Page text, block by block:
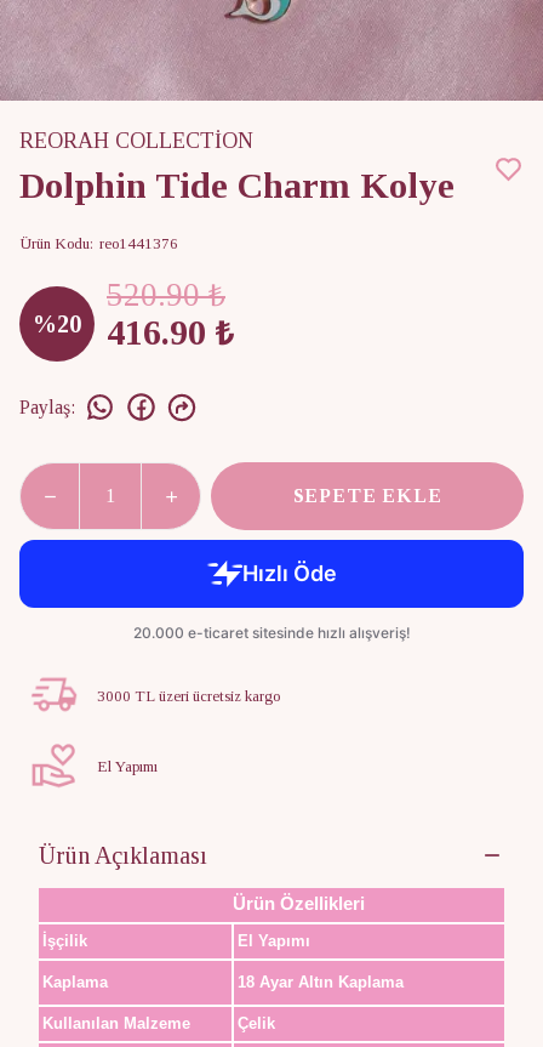
REORAH COLLECTİON
Dolphin Tide Charm Kolye
Ürün Kodu: reo1441376
%20
520.90 ₺
416.90 ₺
Paylaş:
SEPETE EKLE
3000 TL üzeri ücretsiz kargo
El Yapımı
Ürün Açıklaması
Ürün Özellikleri
İşçilik El Yapımı
Kaplama 18 Ayar Altın Kaplama
Kullanılan Malzeme
Çelik